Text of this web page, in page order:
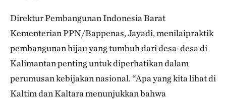
Direktur Pembangunan Indonesia Barat
Kementerian PPN/Bappenas, Jayadi, menilaipraktik
pembangunan hijau yang tumbuh dari desa-desa di
Kalimantan penting untuk diperhatikan dalam
perumusan kebijakan nasional. “Apa yang kita lihat di
Kaltim dan Kaltara menunjukkan bahwa